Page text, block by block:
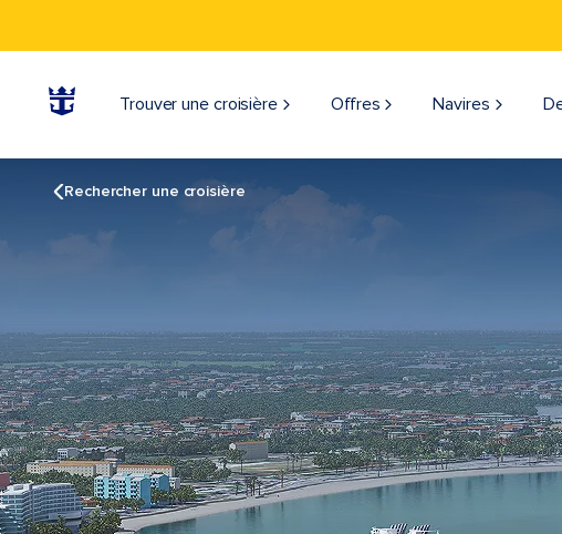
Trouver une croisière Offres Navires
Rechercher une croisière